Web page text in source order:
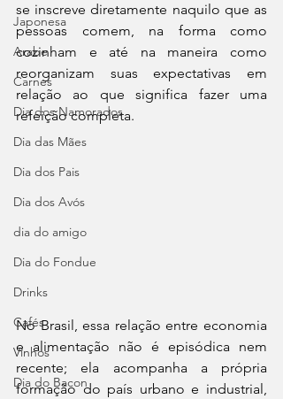
Japonesa
Arabe
Carnes
Dia dos Namorados
Dia das Mães
Dia dos Pais
Dia dos Avós
dia do amigo
Dia do Fondue
Drinks
Cafés
Vinhos
Dia do Bacon
se inscreve diretamente naquilo que as
pessoas comem, na forma como
cozinham e até na maneira como
reorganizam suas expectativas em
relação ao que significa fazer uma
refeição completa.
No Brasil, essa relação entre economia
e alimentação não é episódica nem
recente; ela acompanha a própria
formação do país urbano e industrial,